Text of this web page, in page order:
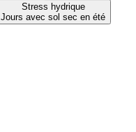
Stress hydrique
Jours avec sol sec en été